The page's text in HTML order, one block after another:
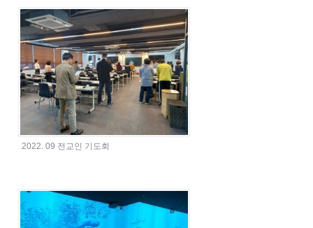
2022. 09 전교인 기도회